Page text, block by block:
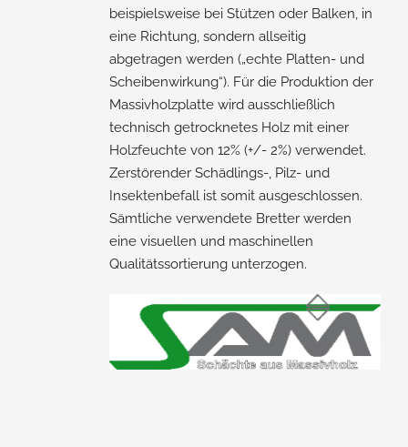
beispielsweise bei Stützen oder Balken, in
eine Richtung, sondern allseitig
abgetragen werden („echte Platten- und
Scheibenwirkung“). Für die Produktion der
Massivholzplatte wird ausschließlich
technisch getrocknetes Holz mit einer
Holzfeuchte von 12% (+/- 2%) verwendet.
Zerstörender Schädlings-, Pilz- und
Insektenbefall ist somit ausgeschlossen.
Sämtliche verwendete Bretter werden
eine visuellen und maschinellen
Qualitätssortierung unterzogen.